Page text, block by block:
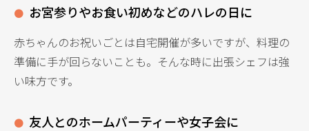
お宮参りやお食い初めなどのハレの日に
赤ちゃんのお祝いごとは自宅開催が多いですが、料理の
準備に手が回らないことも。そんな時に出張シェフは強
い味方です。
友人とのホームパーティーや女子会に